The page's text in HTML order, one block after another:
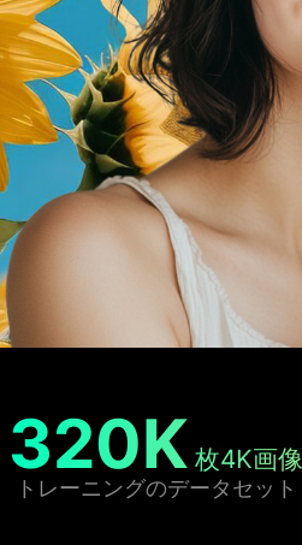
320K 枚4K画像
トレーニングのデータセット